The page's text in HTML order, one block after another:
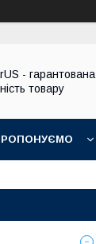
- гарантована
товару